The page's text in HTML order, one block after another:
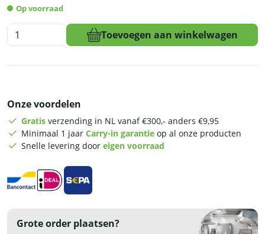
Op voorraad
HCB
Afzuigmotor
m3
230V
Toevoegen aan winkelwagen
Onze voordelen
Gratis verzending in NL vanaf €300,- anders €9,95
Minimaal 1 jaar Carry-in garantie op al onze producten
Snelle levering door eigen voorraad
Grote order plaatsen?